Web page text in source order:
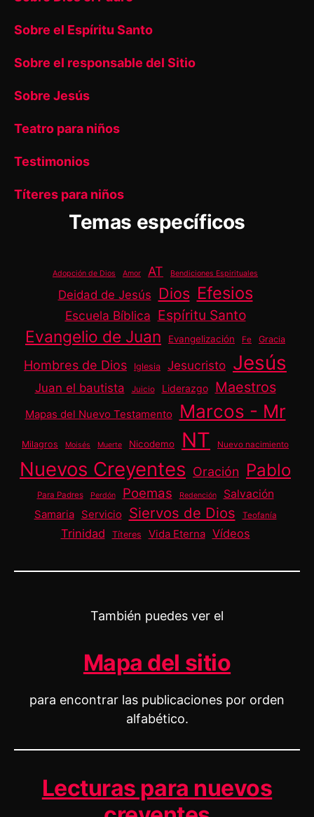
Sobre el Espíritu Santo
Sobre el responsable del Sitio
Sobre Jesús
Teatro para niños
Testimonios
Títeres para niños
Temas específicos
Adopción de Dios Amor AT Bendiciones Espirituales
Deidad de Jesús Dios Efesios
Escuela Bíblica Espíritu Santo
Evangelio de Juan Evangelización Fe Gracia
Hombres de Dios Iglesia Jesucristo Jesús
Juan el bautista Juicio Liderazgo Maestros
Mapas del Nuevo Testamento Marcos - Mr
Milagros Moisés Muerte Nicodemo NT Nuevo nacimiento
Nuevos Creyentes Oración Pablo
Para Padres Perdón Poemas Redención
Salvación
Samaria
Servicio Siervos de Dios Teofanía
Trinidad Títeres Vida Eterna Vídeos
También puedes ver el
Mapa del sitio
para encontrar las publicaciones por orden
alfabético.
Lecturas para nuevos